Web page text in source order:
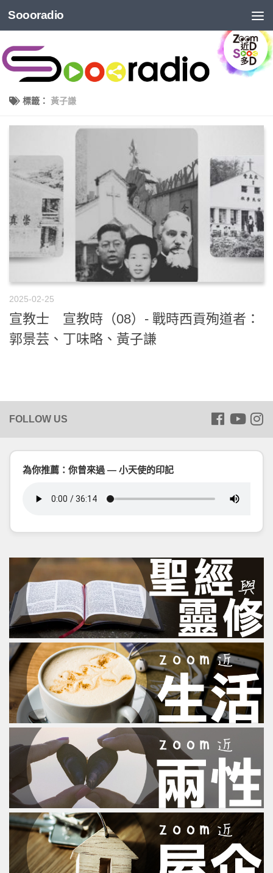
Soooradio
標籤： 黃子謙
2025-02-25
宣教士 宣教時（08）- 戰時西貢殉道者：
郭景芸、丁味略、黃子謙
為你推薦：你曾來過 — 小天使的印記